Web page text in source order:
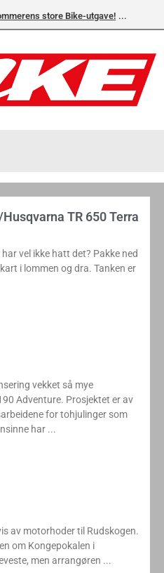
store Bike-utgave!
TR 650 Terra
vel ikke hatt det? Pakke ned
i lommen og dra. Tanken er
vekket så mye
Adventure. Prosjektet er av
for tohjulinger som
har
av motorhoder til Rudskogen.
om Kongepokalen i
men arrangøren